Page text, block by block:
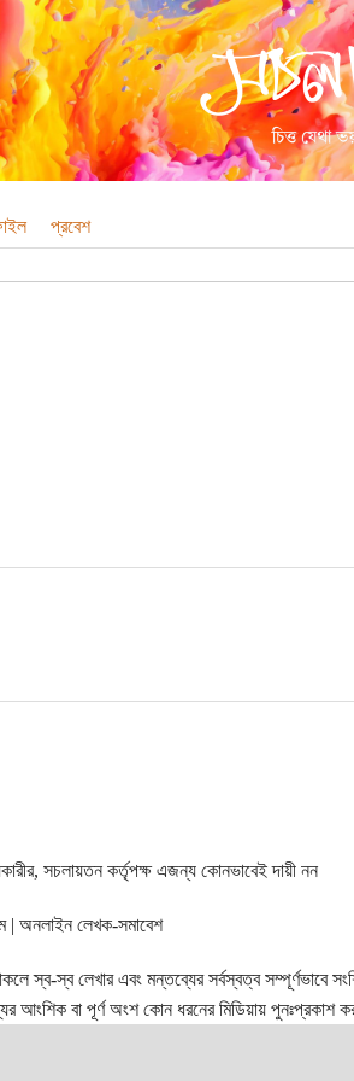
প্রবেশ
সচলায়তন কর্তৃপক্ষ এজন্য কোনভাবেই দায়ী নন
অনলাইন লেখক-সমাবেশ
স্ব-স্ব লেখার এবং মন্তব্যের সর্বস্বত্ব সম্পূর্ণভাবে
আংশিক বা পূর্ণ অংশ কোন ধরনের মিডিয়ায় পুনঃপ্রকাশ